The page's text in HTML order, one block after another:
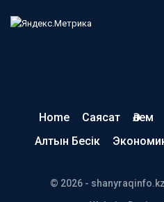
Home Саясат Әлем
Алтын Бесік
© 2026 -